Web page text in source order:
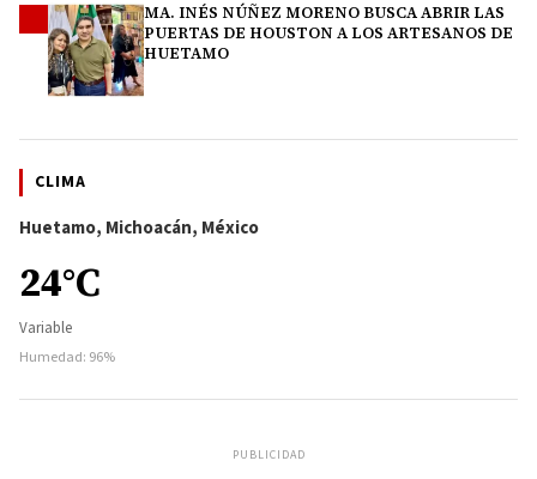
MA. INÉS NÚÑEZ MORENO BUSCA ABRIR LAS
PUERTAS DE HOUSTON A LOS ARTESANOS DE
HUETAMO
CLIMA
Huetamo, Michoacán, México
24°C
Variable
Humedad: 96%
PUBLICIDAD